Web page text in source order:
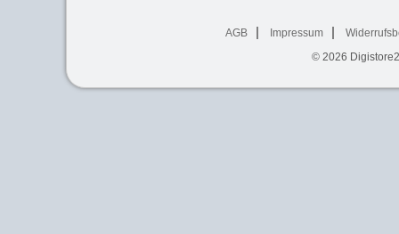
AGB Impressum
© 2026